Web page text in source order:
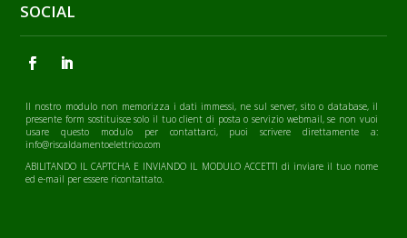
SOCIAL
Il nostro modulo non memorizza i dati immessi, ne sul server, sito o database, il
presente form sostituisce solo il tuo client di posta o servizio webmail, se non vuoi
usare questo modulo per contattarci, puoi scrivere direttamente a:
info@riscaldamentoelettrico.com
ABILITANDO IL CAPTCHA E INVIANDO IL MODULO ACCETTI di inviare il tuo nome
ed e-mail per essere ricontattato.